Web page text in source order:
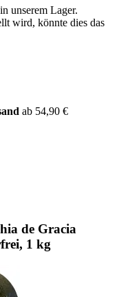
unserem Lager.
wird, könnte dies das
ab 54,90 €
de Gracia
1 kg